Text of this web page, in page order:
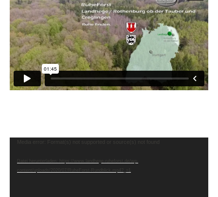
Video-
Media error: Format(s) not supported or source(s) not found